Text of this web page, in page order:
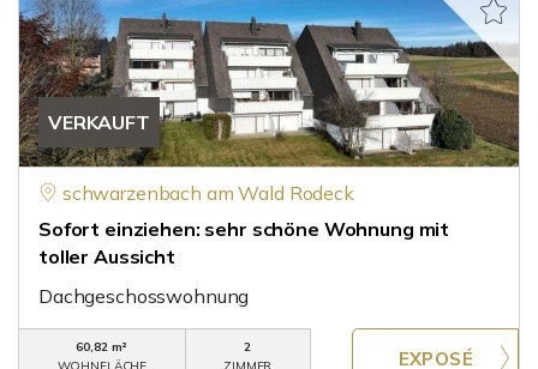
VERKAUFT
schwarzenbach am Wald Rodeck
Sofort einziehen: sehr schöne Wohnung mit
toller Aussicht
Dachgeschosswohnung
60,82 m²
2